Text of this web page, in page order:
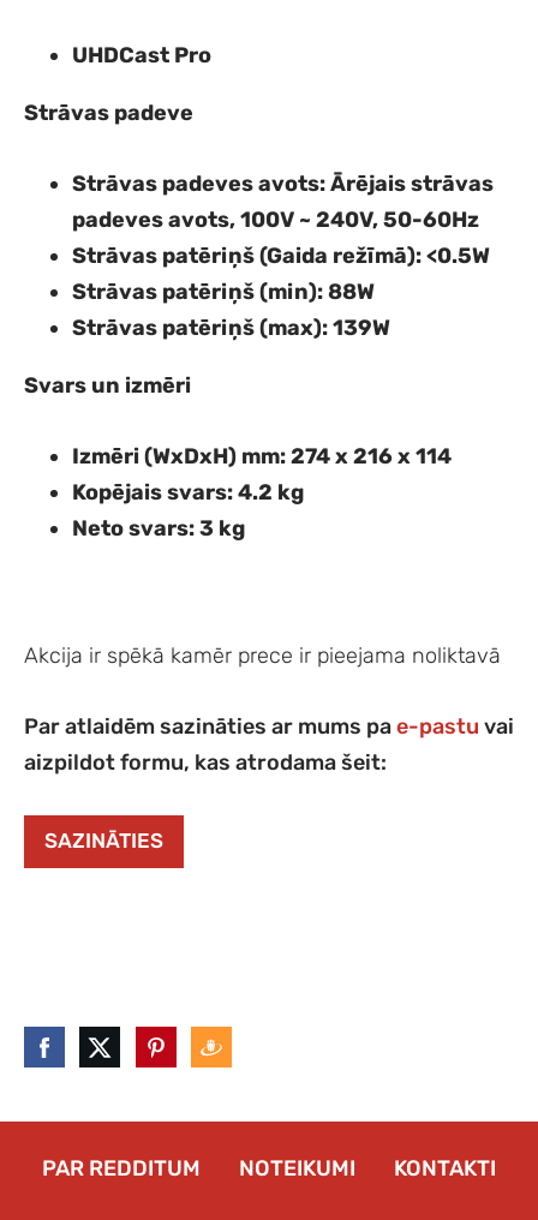
UHDCast Pro
Strāvas padeve
Strāvas padeves avots: Ārējais strāvas
padeves avots, 100V ~ 240V, 50-60Hz
Strāvas patēriņš (Gaida režīmā): <0.5W
Strāvas patēriņš (min): 88W
Strāvas patēriņš (max): 139W
Svars un izmēri
Izmēri (WxDxH) mm: 274 x 216 x 114
Kopējais svars: 4.2 kg
Neto svars: 3 kg
Akcija ir spēkā kamēr prece ir pieejama noliktavā
Par atlaidēm sazināties ar mums pae-pastu vai
aizpildot formu, kas atrodama šeit:
SAZINĀTIES
PAR REDDITUM NOTEIKUMI KONTAKTI